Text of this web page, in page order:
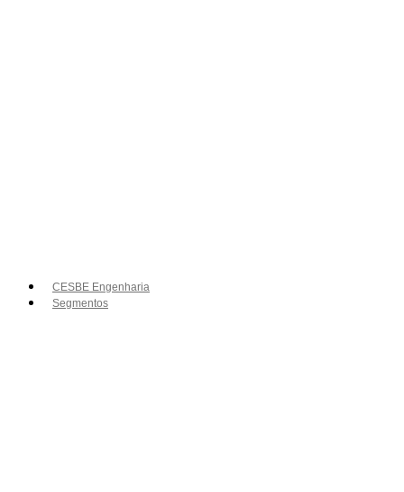
CESBE Engenharia
Segmentos